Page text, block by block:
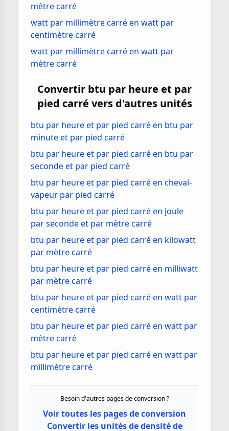
mètre carré
watt par millimètre carré en watt par
centimètre carré
watt par millimètre carré en watt par
mètre carré
Convertir btu par heure et par
pied carré vers d'autres unités
btu par heure et par pied carré en btu par
minute et par pied carré
btu par heure et par pied carré en btu par
seconde et par pied carré
btu par heure et par pied carré en cheval-
vapeur par pied carré
btu par heure et par pied carré en joule
par seconde et par mètre carré
btu par heure et par pied carré en kilowatt
par mètre carré
btu par heure et par pied carré en milliwatt
par mètre carré
btu par heure et par pied carré en watt par
centimètre carré
btu par heure et par pied carré en watt par
mètre carré
btu par heure et par pied carré en watt par
millimètre carré
Besoin d'autres pages de conversion ?
Voir toutes les pages de conversion
Convertir les unités de densité de